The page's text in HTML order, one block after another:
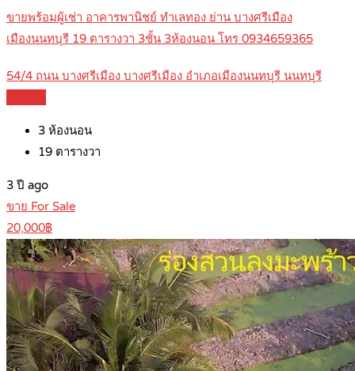
ขายพร้อมผู้เช่า อาคารพานิชย์ ทำเลทอง ย่าน บางศรีเมือง
เมืองนนทบุรี 19 ตารางวา 3ชั้น 3ห้องนอน โทร 0934659365
54/4 ถนน บางศรีเมือง บางศรีเมือง อำเภอเมืองนนทบุรี นนทบุรี
3 ห้องนอน
19 ตารางวา
3 ปี ago
ขาย For Sale
20,000฿